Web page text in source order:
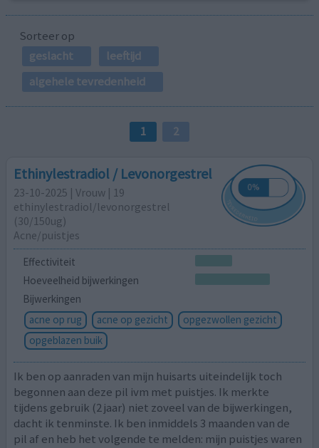
Sorteer op
geslacht
leeftijd
algehele tevredenheid
1 2
Ethinylestradiol / Levonorgestrel
23-10-2025 | Vrouw | 19
ethinylestradiol/levonorgestrel
(30/150ug)
Acne/puistjes
Effectiviteit
Hoeveelheid bijwerkingen
Bijwerkingen
acne op rug
acne op gezicht
opgezwollen gezicht
opgeblazen buik
Ik ben op aanraden van mijn huisarts uiteindelijk toch
begonnen aan deze pil ivm met puistjes. Ik merkte
tijdens gebruik (2 jaar) niet zoveel van de bijwerkingen,
dacht ik tenminste. Ik ben inmiddels 3 maanden van de
pil af en heb het volgende te melden: mijn puistjes waren